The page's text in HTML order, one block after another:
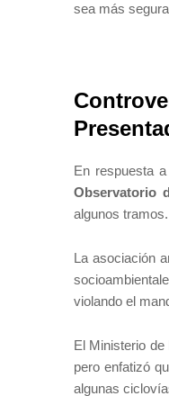
sea más
En respuesta
Observatorio
algunos tramos.
La asociación
violando el
El Ministerio
pero enfatizó
algunas